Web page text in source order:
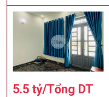
5.5 tỷ/Tổng DT